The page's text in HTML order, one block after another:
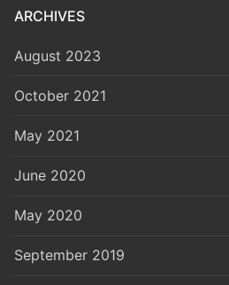
ARCHIVES
August 2023
October 2021
May 2021
June 2020
May 2020
September 2019